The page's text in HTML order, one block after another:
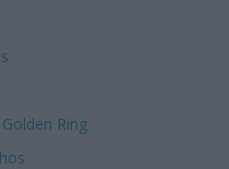
Ring